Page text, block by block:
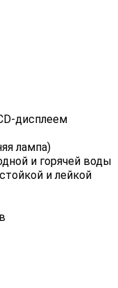
дисплеем
лампа)
и горячей воды
и лейкой